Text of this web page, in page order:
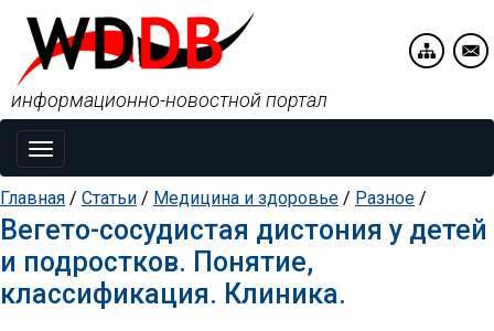
Toggle
navigation
информационно-новостной портал
Главная / Статьи / Медицина и здоровье / Разное /
Вегето-сосудистая дистония у детей
и подростков. Понятие,
классификация. Клиника.